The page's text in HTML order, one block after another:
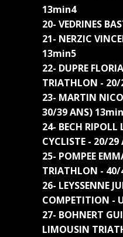
13min4
20- VEDRINES
21- NERZIC
13min5
22- DUPRE
TRIATHLON -
23- MARTIN
30/39 ANS)
24- BECH RIPOLL
CYCLISTE - 20/
25- POMPEE
TRIATHLON -
26- LEYSSENNE
COMPETITION -
27- BOHNERT
LIMOUSIN